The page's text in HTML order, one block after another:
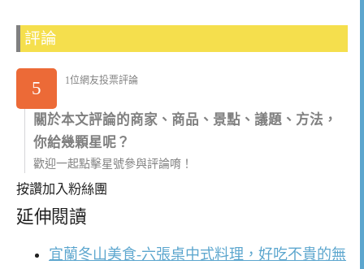
評論
5 1位網友投票評論
關於本文評論的商家、商品、景點、議題、方法，
你給幾顆星呢？
歡迎一起點擊星號參與評論唷！
按讚加入粉絲團
延伸閱讀
宜蘭冬山美食-六張桌中式料理，好吃不貴的無